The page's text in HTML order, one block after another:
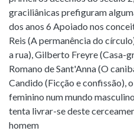
graciliânicas prefiguram
dos anos 6 Apoiado nos
Reis (A permanência do
a rua), Gilberto Freyre (Casa-
Romano de Sant'Anna (O
Candido (Ficção e confissão),
feminino num mundo
tenta livrar-se deste
homem